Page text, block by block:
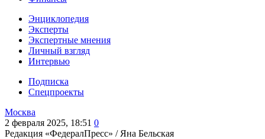
Энциклопедия
Эксперты
Экспертные мнения
Личный взгляд
Интервью
Подписка
Спецпроекты
Москва
2 февраля 2025, 18:51 0
Редакция «ФедералПресс» / Яна Бельская